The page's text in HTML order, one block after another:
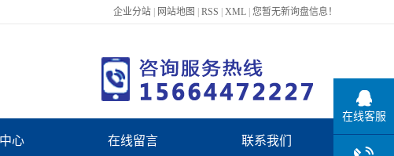
企业分站 网站地图 RSS XML 您暂无新询盘信息！
咨询热线：
心 在线留言 联系我们
在线客服